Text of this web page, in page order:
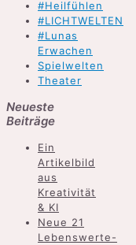
#Heilfühlen
#LICHTWELTEN
#Lunas
Erwachen
Spielwelten
Theater
Neueste
Beiträge
Ein
Artikelbild
aus
Kreativität
& KI
Neue 21
Lebenswerte-